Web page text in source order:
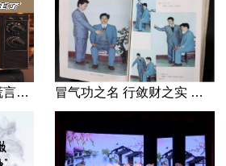
双重标准！李洪志的谎言藏不住了 冒气功之名 行敛财之实 张宏堡义女“小倩”团伙覆灭记